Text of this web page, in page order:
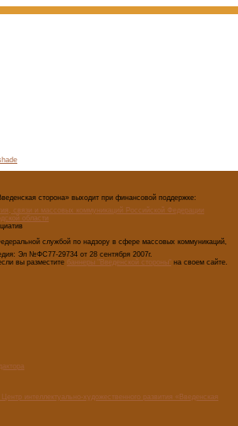
сторона» выходит при финансовой поддержке:
связи и массовых коммуникаций Российской Федерации
области
службой по надзору в сфере массовых коммуникаций,
Эл №ФС77-29734 от 28 сентября 2007г.
вы разместите баннеры "Введенской стороны" на своем сайте.
интеллектуально-художественного развития «Введенская